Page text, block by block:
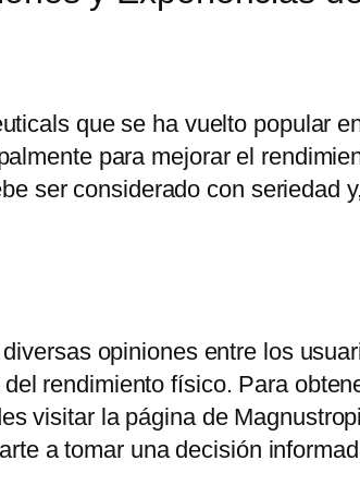
que se ha vuelto popular
para mejorar el
ser considerado con seriedad
opiniones entre los
rendimiento físico. Para
visitar la página de
a tomar una decisión